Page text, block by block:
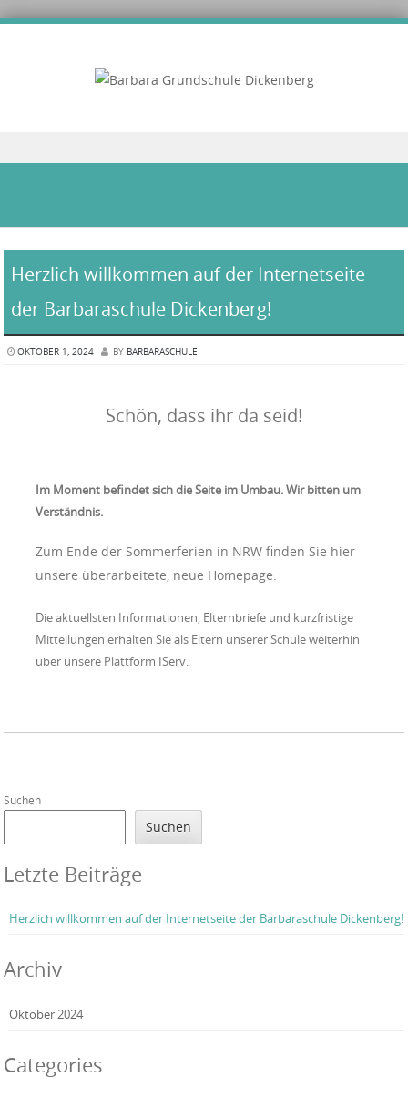
Herzlich willkommen auf der Internetseite
der Barbaraschule Dickenberg!
OKTOBER 1, 2024 BY BARBARASCHULE
Schön, dass ihr da seid!
Im Moment befindet sich die Seite im Umbau. Wir bitten um
Verständnis.
Zum Ende der Sommerferien in NRW finden Sie hier
unsere überarbeitete, neue Homepage.
Die aktuellsten Informationen, Elternbriefe und kurzfristige
Mitteilungen erhalten Sie als Eltern unserer Schule weiterhin
über unsere Plattform IServ.
Suchen
Suchen
Letzte Beiträge
Herzlich willkommen auf der Internetseite der Barbaraschule Dickenberg!
Archiv
Oktober 2024
Categories